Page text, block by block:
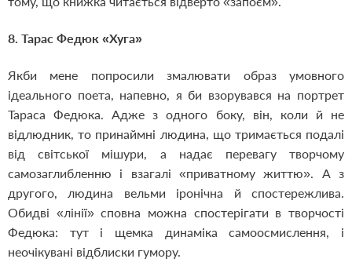
8. Тарас Федюк «Хуга»
Якби мене попросили змалювати образ умовного
ідеального поета, напевно, я би взорувався на портрет
Тараса Федюка. Адже з одного боку, він, коли й не
відлюдник, то принаймні людина, що тримається подалі
від світської мішури, а надає перевагу творчому
самозаглибленню і взагалі «приватному життю». А з
другого, людина вельми іронічна й спостережлива.
Обидві «лінії» сповна можна спостерігати в творчості
Федюка: тут і щемка динаміка самоосмислення, і
неочікувані відблиски гумору.